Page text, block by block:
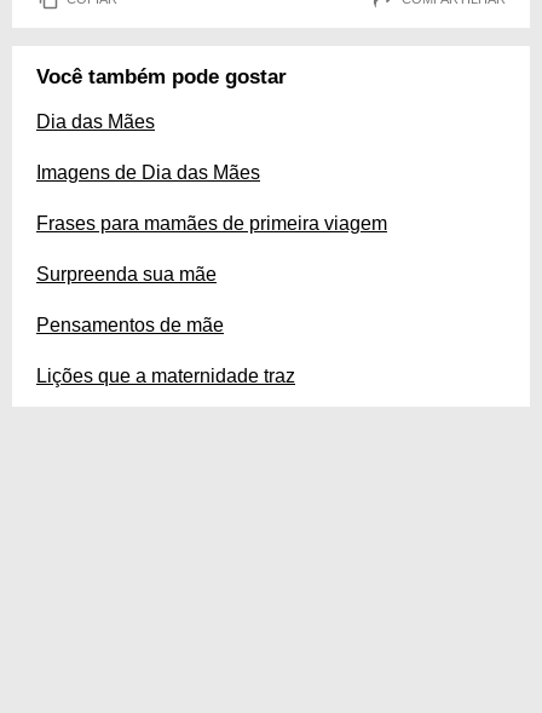
Você também pode gostar
Dia das Mães
Imagens de Dia das Mães
Frases para mamães de primeira viagem
Surpreenda sua mãe
Pensamentos de mãe
Lições que a maternidade traz